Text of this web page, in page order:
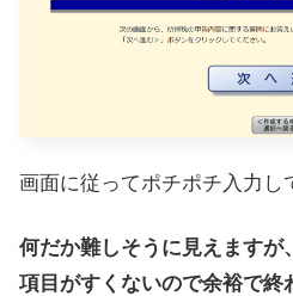
画面に従ってポチポチ入力し
何だか難しそうに見えますが
項目がすくないので余裕で終